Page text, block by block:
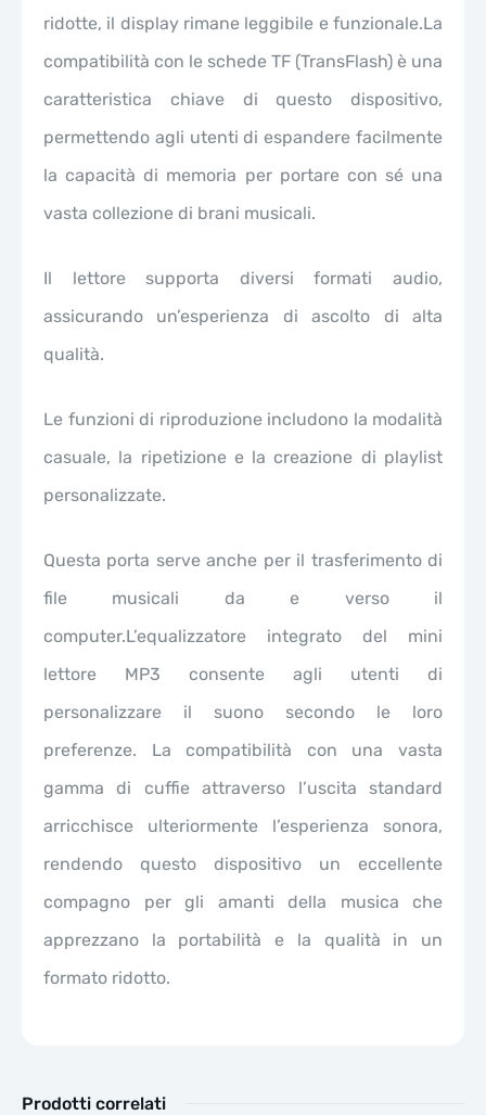
ridotte, il display rimane leggibile e funzionale.La
compatibilità con le schede TF (TransFlash) è una
caratteristica chiave di questo dispositivo,
permettendo agli utenti di espandere facilmente
la capacità di memoria per portare con sé una
vasta collezione di brani musicali.
Il lettore supporta diversi formati audio,
assicurando un’esperienza di ascolto di alta
qualità.
Le funzioni di riproduzione includono la modalità
casuale, la ripetizione e la creazione di playlist
personalizzate.
Questa porta serve anche per il trasferimento di
file musicali da e verso il
computer.L’equalizzatore integrato del mini
lettore MP3 consente agli utenti di
personalizzare il suono secondo le loro
preferenze. La compatibilità con una vasta
gamma di cuffie attraverso l’uscita standard
arricchisce ulteriormente l’esperienza sonora,
rendendo questo dispositivo un eccellente
compagno per gli amanti della musica che
apprezzano la portabilità e la qualità in un
formato ridotto.
Prodotti correlati